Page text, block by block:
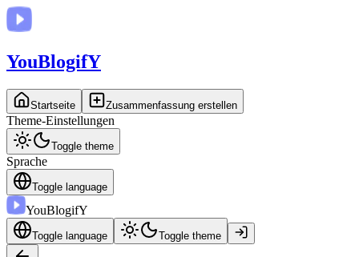
YouBlogifY
Startseite Zusammenfassung erstellen
Theme-Einstellungen
Toggle theme
Sprache
Toggle language
YouBlogifY
Toggle language Toggle theme